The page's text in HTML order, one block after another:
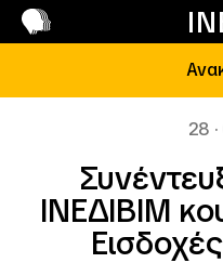
28
ΙΝΕΔΙΒΙΜ